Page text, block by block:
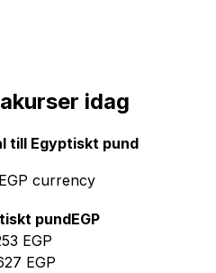
idag
till Egyptiskt pund
currency
pundEGP
EGP
EGP